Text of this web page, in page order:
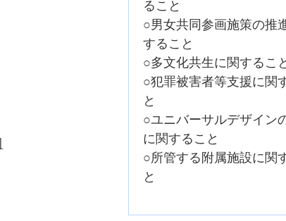
ること
○男女共同参画施策の推
すること
○多文化共生に関するこ
○犯罪被害者等支援に関
と
○ユニバーサルデザイン
に関すること
○所管する附属施設に関
と